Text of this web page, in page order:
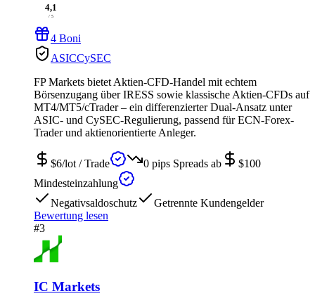
4,1
/ 5
4 Boni
ASICCySEC
FP Markets bietet Aktien-CFD-Handel mit echtem
Börsenzugang über IRESS sowie klassische Aktien-CFDs auf
MT4/MT5/cTrader – ein differenzierter Dual-Ansatz unter
ASIC- und CySEC-Regulierung, passend für ECN-Forex-
Trader und aktienorientierte Anleger.
$6/lot / Trade 0 pips Spreads ab
$100
Mindesteinzahlung
Negativsaldoschutz
Getrennte Kundengelder
Bewertung lesen
#3
IC Markets